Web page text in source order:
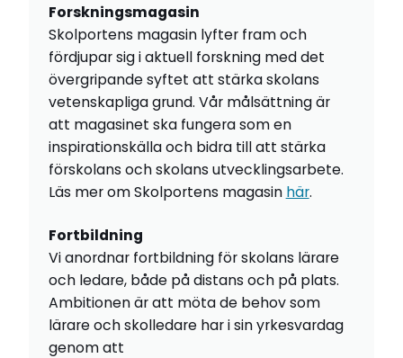
Forskningsmagasin
Skolportens magasin lyfter fram och
fördjupar sig i aktuell forskning med det
övergripande syftet att stärka skolans
vetenskapliga grund. Vår målsättning är
att magasinet ska fungera som en
inspirationskälla och bidra till att stärka
förskolans och skolans utvecklingsarbete.
Läs mer om Skolportens magasin här.
Fortbildning
Vi anordnar fortbildning för skolans lärare
och ledare, både på distans och på plats.
Ambitionen är att möta de behov som
lärare och skolledare har i sin yrkesvardag
genom att